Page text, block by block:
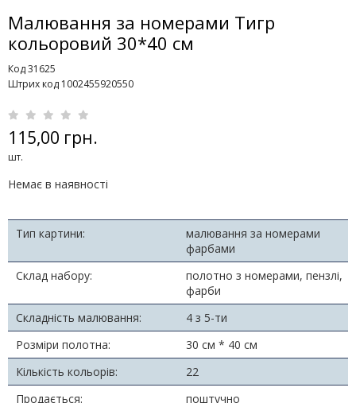
Малювання за номерами Тигр
кольоровий 30*40 см
Код 31625
Штрих код 1002455920550
115,00 грн.
шт.
Немає в наявності
Тип картини:
малювання за номерами
фарбами
Склад набору:
полотно з номерами, пензлі,
фарби
Складність малювання:
4 з 5-ти
Розміри полотна:
30 см * 40 см
Кількість кольорів:
22
Продається:
поштучно